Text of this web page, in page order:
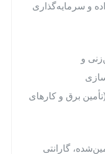
و سرمایه‌گذاری
و
برق و کارهای
گارانتی